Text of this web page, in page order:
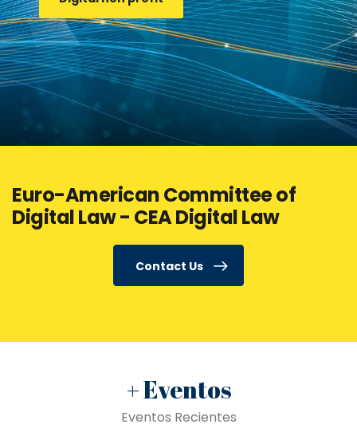
Euro-American Committee of
Digital Law - CEA Digital Law
Contact Us
+ Eventos
Eventos Recientes